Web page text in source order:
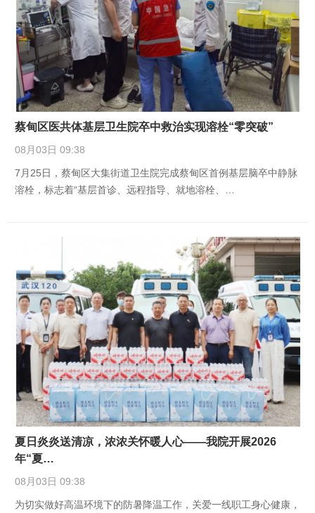
蔡甸区医共体基层卫生院卒中救治实现溶栓“零突破”
08月03日 09:38
7月25日，蔡甸区大集街道卫生院完成蔡甸区首例基层脑卒中静脉
溶栓，标志着“基层首诊、远程指导、就地溶栓、…
夏日炎炎送清凉，浓浓关怀暖人心——我院开展2026
年“夏…
08月03日 09:38
为切实做好高温环境下的防暑降温工作，关爱一线职工身心健康，